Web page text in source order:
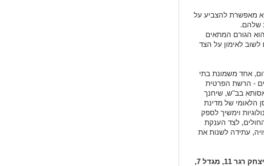
מאפשרת להצביע על
שלהם.
הגורם המתאים
לאימון על הצד
אחד משמונת בתי
- הרשת הפרטית
בב"ש, שיחנך
הלאומי של מדינת
וימשיך לספק
לצד הענקת
עתידה לשנות את
המרפאה נמצאת בבית החולים אסותא באר שבע, רח' יצחק רגר 11, מגדל 7,